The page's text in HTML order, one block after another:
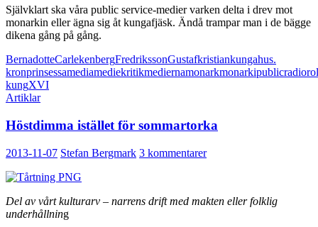
Självklart ska våra public service-medier varken delta i drev mot
monarkin eller ägna sig åt kungafjäsk. Ändå trampar man i de bägge
dikena gång på gång.
BernadotteCarlekenbergFredrikssonGustafkristiankungahus.
kronprinsessamediamediekritikmediernamonarkmonarkipublicradio
kungXVI
Artiklar
Höstdimma istället för sommartorka
2013-11-07 Stefan Bergmark 3 kommentarer
Del av vårt kulturarv – narrens drift med makten eller folklig
underhållning